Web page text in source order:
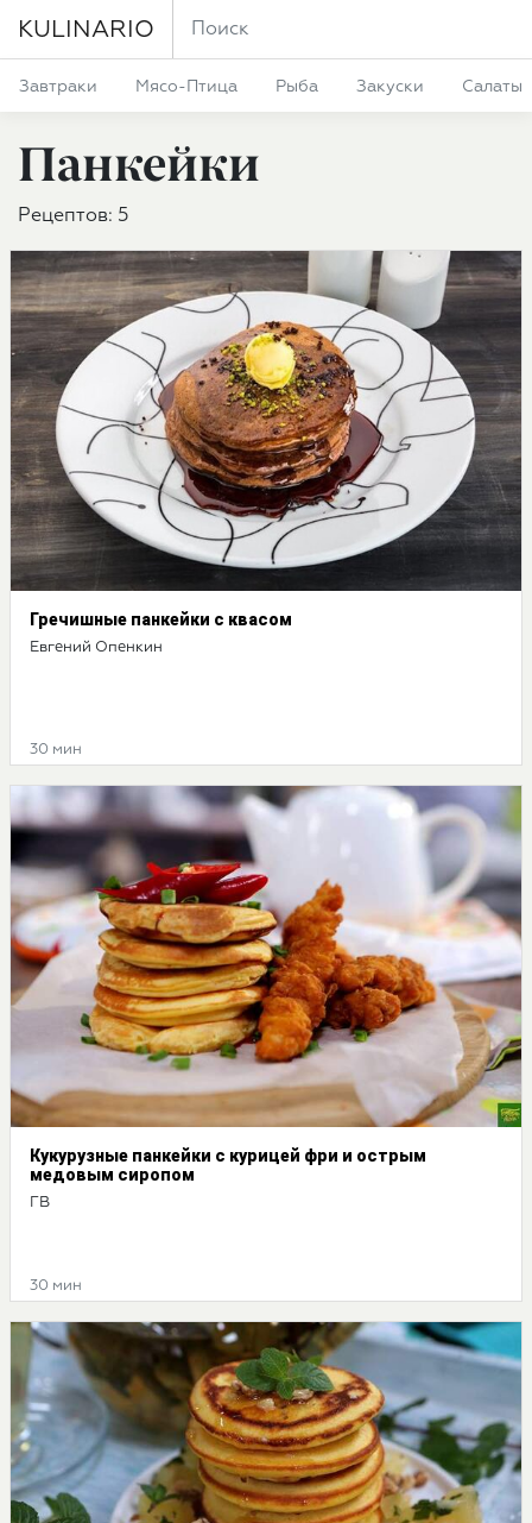
KULINARIO
Завтраки Мясо-Птица Рыба Закуски Салаты
Панкейки
Рецептов: 5
Гречишные панкейки с квасом
Евгений Опенкин
30 мин
Кукурузные панкейки с курицей фри и острым
медовым сиропом
ГВ
30 мин